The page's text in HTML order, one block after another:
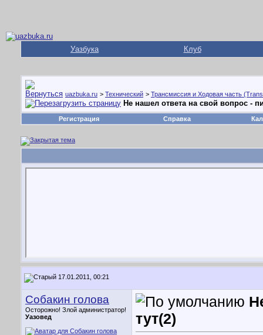
Уазбука Клуб
uazbuka.ru > Технический > Трансмиссия и Ходовая часть
Не нашел ответа на свой вопрос -
Регистрация Справка
17.01.2011, 00:21
Собакин голова
Осторожно! Злой администратор!
Уазовед
тут(2)